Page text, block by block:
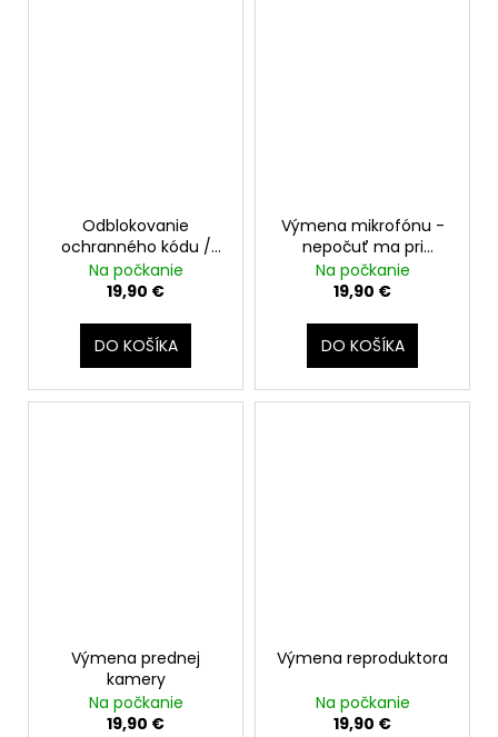
Odblokovanie
ochranného kódu /
nahratie nového
softvéru
Na počkanie
19,90 €
DO KOŠÍKA
Výmena mikrofónu -
nepočuť ma pri
hovore
Na počkanie
19,90 €
DO KOŠÍKA
Výmena prednej
kamery
Na počkanie
19,90 €
Výmena reproduktora
Na počkanie
19,90 €